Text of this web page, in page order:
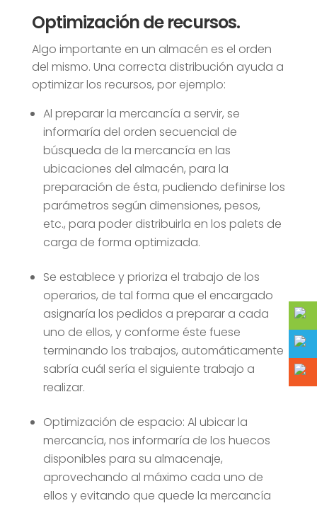
Optimización de recursos.
Algo importante en un almacén es el orden
del mismo. Una correcta distribución ayuda a
optimizar los recursos, por ejemplo:
Al preparar la mercancía a servir, se
informaría del orden secuencial de
búsqueda de la mercancía en las
ubicaciones del almacén, para la
preparación de ésta, pudiendo definirse los
parámetros según dimensiones, pesos,
etc., para poder distribuirla en los palets de
carga de forma optimizada.
Se establece y prioriza el trabajo de los
operarios, de tal forma que el encargado
asignaría los pedidos a preparar a cada
uno de ellos, y conforme éste fuese
terminando los trabajos, automáticamente
sabría cuál sería el siguiente trabajo a
realizar.
Optimización de espacio: Al ubicar la
mercancía, nos informaría de los huecos
disponibles para su almacenaje,
aprovechando al máximo cada uno de
ellos y evitando que quede la mercancía